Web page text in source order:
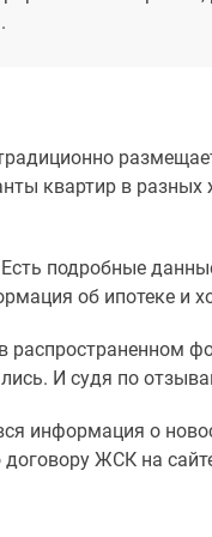
квартир в
подробные
об ипотеке и
распространенном
И судя по
информация о
ЖСК на